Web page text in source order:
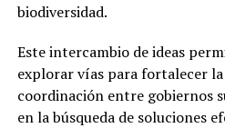
biodiversidad.
Este intercambio de ideas
explorar vías para fortalecer
coordinación entre gobiernos
en la búsqueda de soluciones